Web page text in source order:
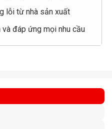
lỗi từ nhà sản xuất
đáp ứng mọi nhu cầu